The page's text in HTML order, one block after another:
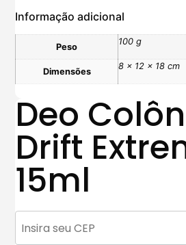
Informação adicional
Peso
100 g
Dimensões
8 × 12 × 18 cm
Deo
Drift
15ml